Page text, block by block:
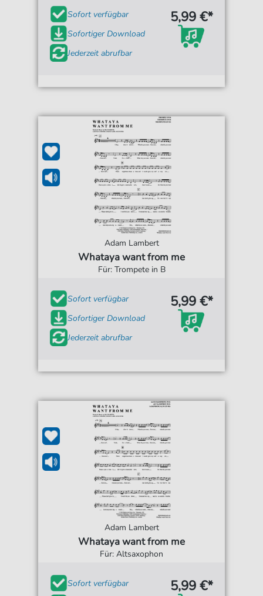
Sofort verfügbar
Sofortiger Download
Jederzeit abrufbar
5,99 €*
Adam Lambert
Whataya want from me
Für: Trompete in B
Sofort verfügbar
Sofortiger Download
Jederzeit abrufbar
5,99 €*
Adam Lambert
Whataya want from me
Für: Altsaxophon
Sofort verfügbar
5,99 €*